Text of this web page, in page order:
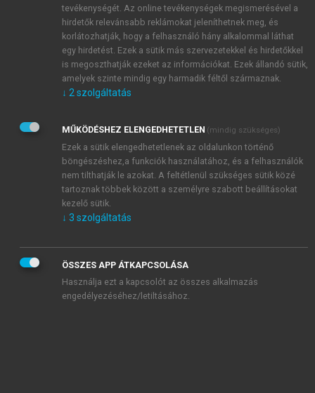
JELSZÓ ÚJRA
Kérek értesítést a MeRSZ újdonságairól, akcióiról.
Kérek értesítést az Akadémiai Kiadó Zrt. újdonságairól,
Adatkezelési tájékoztatóbanfoglaltakat tudomásul
veszem és elfogadom.
Általános vásárlási feltételeket, valamint a szotar.netés a
mersz.huoldalak licencszerződéseiben foglaltakat
tudomásul veszem és elfogadom.
KIPRÓBÁLOM
tevékenységét. Az online tevékenységek megismerésével a
hirdetők relevánsabb reklámokat jeleníthetnek meg, és
korlátozhatják, hogy a felhasználó hány alkalommal láthat
egy hirdetést. Ezek a sütik más szervezetekkel és hirdetőkkel
is megoszthatják ezeket az információkat. Ezek állandó sütik,
amelyek szinte mindig egy harmadik féltől származnak.
↓ 2 szolgáltatás
MŰKÖDÉSHEZ ELENGEDHETETLEN (mindig szükséges)
Ezek a sütik elengedhetetlenek az oldalunkon történő
böngészéshez,a funkciók használatához, és a felhasználók
nem tilthatják le azokat. A feltétlenül szükséges sütik közé
tartoznak többek között a személyre szabott beállításokat
kezelő sütik.
↓ 3 szolgáltatás
ÖSSZES APP ÁTKAPCSOLÁSA
Használja ezt a kapcsolót az összes alkalmazás
engedélyezéséhez/letiltásához.